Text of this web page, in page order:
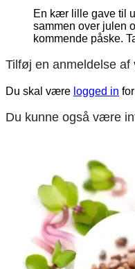
En kær lille gave til
sammen over julen
kommende påske.
Tilføj en anmeldelse af
Du skal være logged in
Du kunne også være